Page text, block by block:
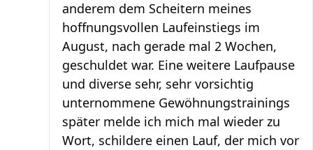
anderem dem Scheitern meines
hoffnungsvollen Laufeinstiegs im
August, nach gerade mal 2 Wochen,
geschuldet war. Eine weitere Laufpause
und diverse sehr, sehr vorsichtig
unternommene Gewöhnungstrainings
später melde ich mich mal wieder zu
Wort, schildere einen Lauf, der mich vor